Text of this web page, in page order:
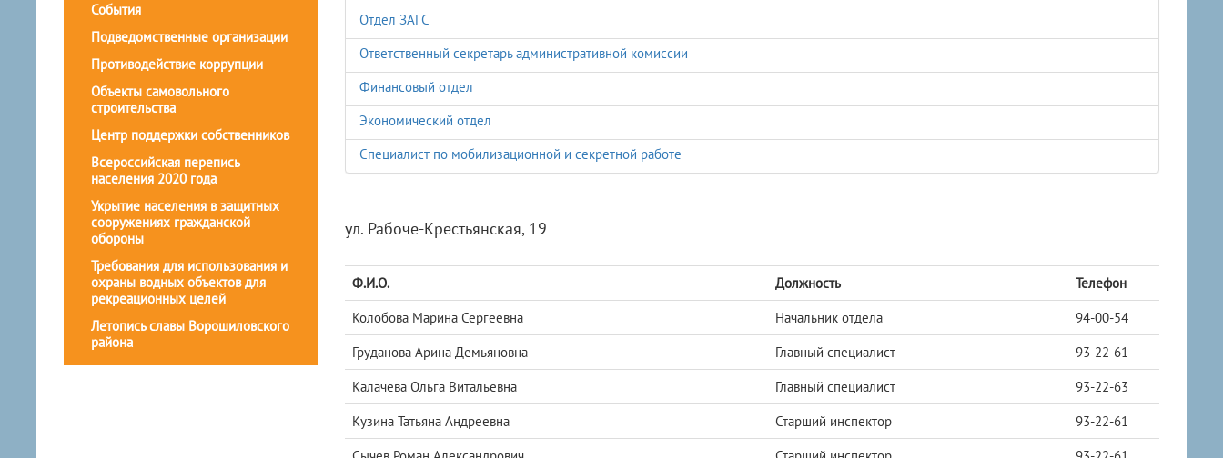
События
Подведомственные организации
Противодействие коррупции
Объекты самовольного
строительства
Центр поддержки собственников
Всероссийская перепись
населения 2020 года
Укрытие населения в защитных
сооружениях гражданской
обороны
Требования для использования и
охраны водных объектов для
рекреационных целей
Летопись славы Ворошиловского
района
Отдел ЗАГС
Ответственный секретарь административной комиссии
Финансовый отдел
Экономический отдел
Специалист по мобилизационной и секретной работе
ул. Рабоче-Крестьянская, 19
Ф.И.О. Должность
Телефон
Колобова Марина Сергеевна
Начальник отдела
94-00-54
Груданова Арина Демьяновна
Главный специалист
93-22-61
Калачева Ольга Витальевна
Главный специалист
93-22-63
Кузина Татьяна Андреевна
Старший инспектор
93-22-61